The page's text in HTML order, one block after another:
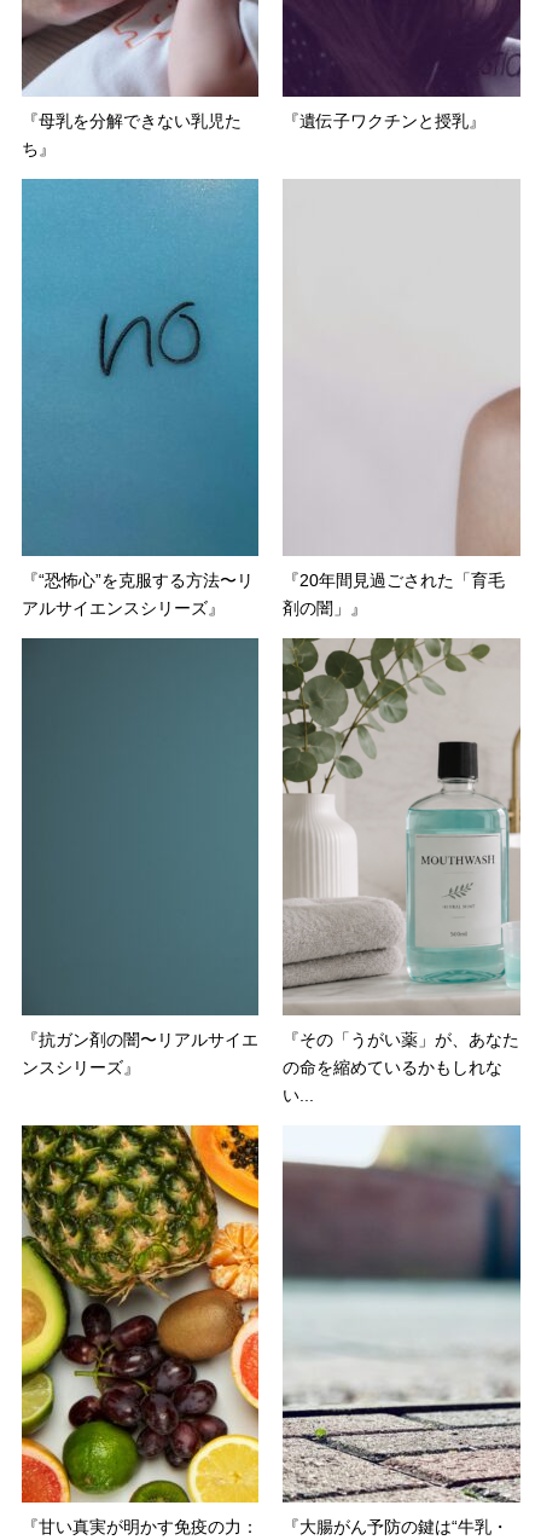
『母乳を分解できない乳児た
ち』
『遺伝子ワクチンと授乳』
『“恐怖心”を克服する方法〜リ
アルサイエンスシリーズ』
『20年間見過ごされた「育毛
剤の闇」』
『抗ガン剤の闇〜リアルサイエ
ンスシリーズ』
『その「うがい薬」が、あなた
の命を縮めているかもしれな
い...
『甘い真実が明かす免疫の力：
『大腸がん予防の鍵は“牛乳・